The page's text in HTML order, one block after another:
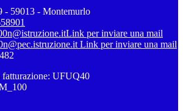
- 59013 - Montemurlo
Link per inviare una mail
Link per inviare una mail
UFUQ40